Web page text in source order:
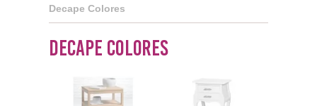
Decape Colores
Decape Colores